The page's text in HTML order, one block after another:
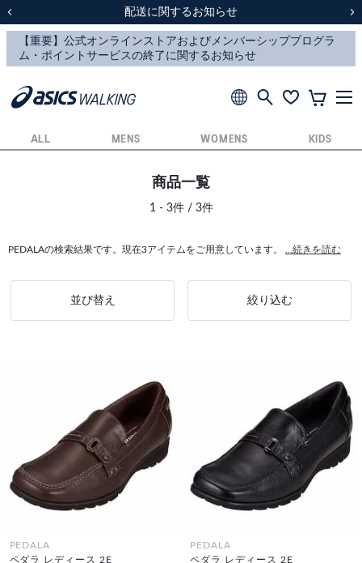
スクスク（SUKU2）価格改定のお知らせ
配送に関するお知らせ
スクスク（SUKU2）価格改定のお知らせ
配送に関するお知らせ
ALL MENS WOMENS KIDS
商品一覧
1 - 3件 / 3件
PEDALAの検索結果です。現在3アイテムをご用意しています。 ...続きを読む
並び替え 絞り込む
PEDALA
ペダラ レディース 2E
PEDALA
ペダラ レディース 2E